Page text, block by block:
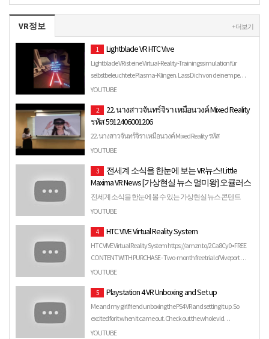
VR정보 + 더보기
1 Lightblade VR HTC Vive
Lightblade VR ist eine Virtual-Reality-Trainingssimulation für
selbstbeleuchtete Plasma-Klingen. Lass Dich von deinem pe…
YOUTUBE
2
22. นางสาวจันทร์จิรา เหมือนวงค์ Mixed Reality
รหัส 5912406001206
22. นางสาวจันทร์จิรา เหมือนวงค์ Mixed Reality รหัส
5912406001206
YOUTUBE
3
전세계 소식을 한눈에 보는 VR뉴스! Little
Maxima VR News [가상현실 뉴스 멀미왕] 오큘러스
전세계 소식을 한눈에 볼 수 있는 가상현실 뉴스 콘텐트
Little Maxima VR News 리뷰 영상입니다. -------------------------------
YOUTUBE
4 HTC VIVE Virtual Reality System
HTC VIVE Virtual Reality System https://amzn.to/2Ca8Cy0 • FREE
CONTENT WITH PURCHASE - Two-month free trial of Viveport …
YOUTUBE
5 Playstation 4 VR Unboxing and Set up
Me and my girl friend unboxing the PS4 VR and setting it up. So
excited for it when it came out. Check out the whole vid…
YOUTUBE